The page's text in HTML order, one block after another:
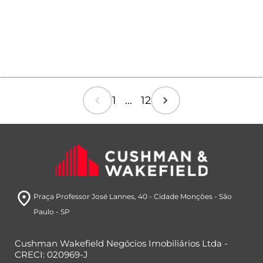
chevron_left 1 ... 12 chevron_right
room Praça Professor José Lannes, 40- Cidade Monções- São
Paulo - SP
Cushman Wakefield Negócios Imobiliários Ltda -
CRECI: 020969-J